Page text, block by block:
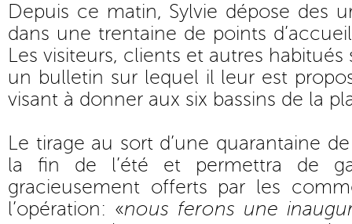
Depuis ce matin, Sylvie dépose des
dans une trentaine de points
Les visiteurs, clients et autres
un bulletin sur lequel il leur est
visant à donner aux six bassins de la
Le tirage au sort d’une quarantaine
la fin de l’été et permettra de
gracieusement offerts par les
l’opération: «nous ferons une